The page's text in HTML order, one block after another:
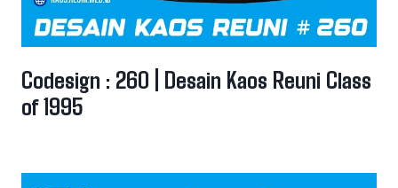
Codesign : 260 | Desain Kaos Reuni Class
of 1995